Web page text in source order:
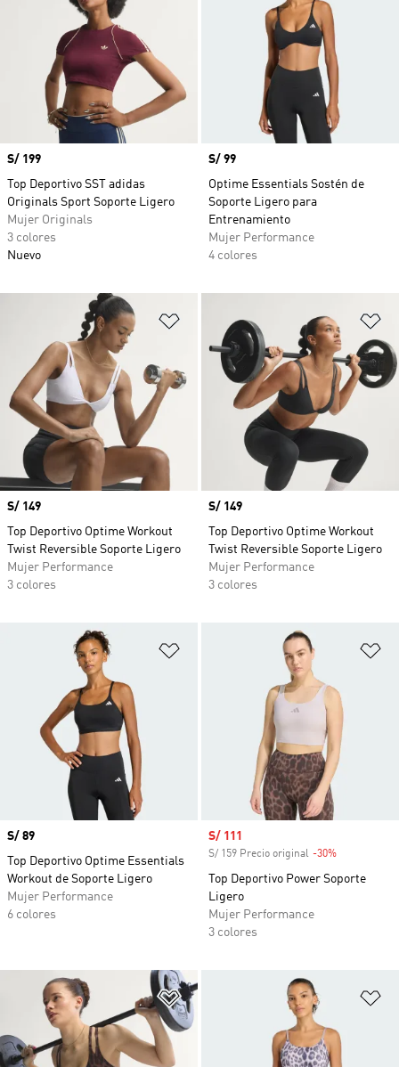
Precio
S/ 199
Top Deportivo SST adidas
Originals Sport Soporte Ligero
Mujer Originals
3 colores
Nuevo
Precio
S/ 99
Optime Essentials Sostén de
Soporte Ligero para
Entrenamiento
Mujer Performance
4 colores
Añadir a la lista de deseos
Precio
S/ 149
Top Deportivo Optime Workout
Twist Reversible Soporte Ligero
Mujer Performance
3 colores
Precio
S/ 149
Top Deportivo Optime Workout
Twist Reversible Soporte Ligero
Mujer Performance
3 colores
Añadir a la lista de deseos
Precio
S/ 89
Top Deportivo Optime Essentials
Workout de Soporte Ligero
Mujer Performance
6 colores
Precio de venta
S/ 111
S/ 159 Precio original -30%
Top Deportivo Power Soporte
Ligero
Mujer Performance
3 colores
Añadir a la lista de deseos